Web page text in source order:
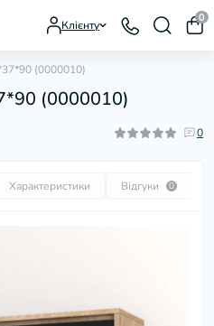
Клієнту
0
(0000010)
(0000010)
0
Характеристики Відгуки 0